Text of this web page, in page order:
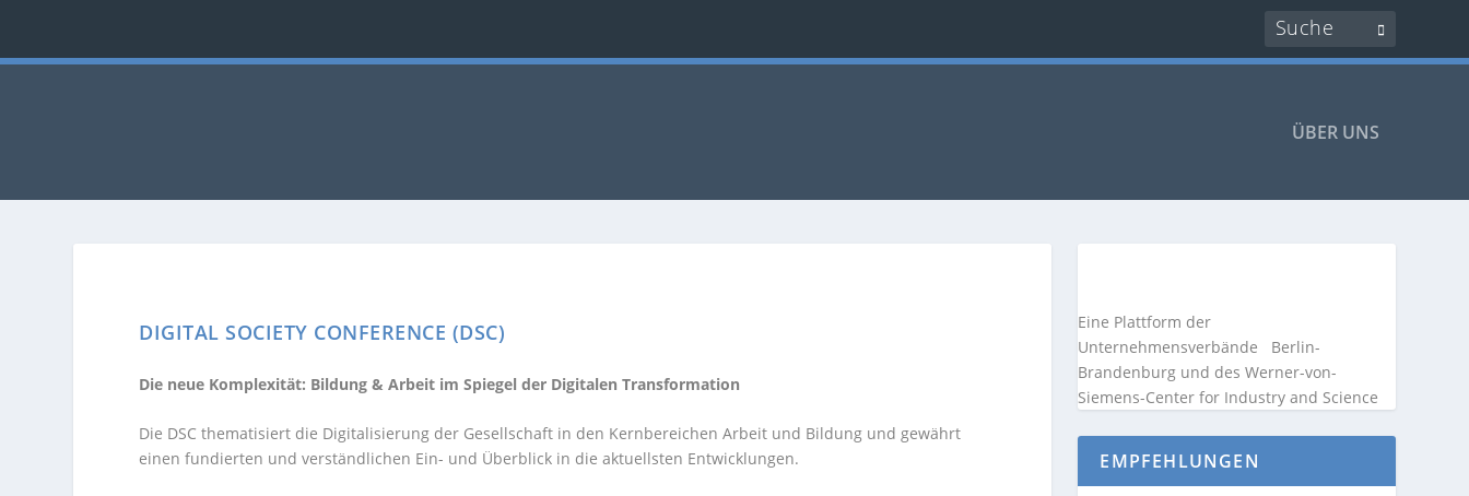
ÜBER UNS
DIGITAL SOCIETY CONFERENCE (DSC)
Die neue Komplexität: Bildung & Arbeit im Spiegel der Digitalen Transformation
Die DSC thematisiert die Digitalisierung der Gesellschaft in den Kernbereichen Arbeit und Bildung und gewährt
einen fundierten und verständlichen Ein- und Überblick in die aktuellsten Entwicklungen.
Eine Plattform der
Unternehmensverbände Berlin-
Brandenburg und des Werner-von-
Siemens-Center for Industry and Science
EMPFEHLUNGEN